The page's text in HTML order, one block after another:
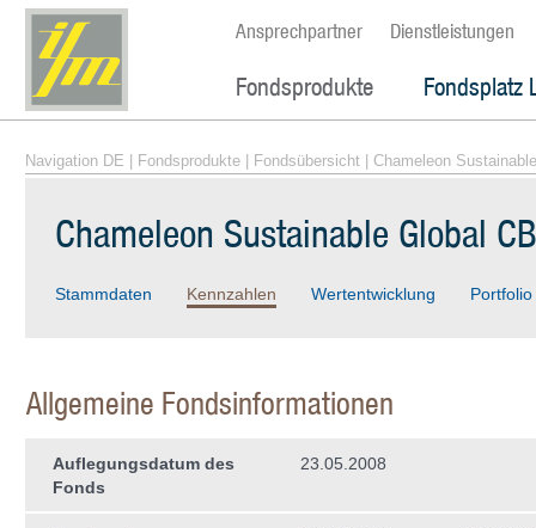
Ansprechpartner Dienstleistungen
Fondsprodukte Fondsplatz
Navigation DE Fondsprodukte Fondsübersicht | Chameleon
Chameleon Sustainable Global
Stammdaten Kennzahlen Wertentwicklung Portfolio
Allgemeine Fondsinformationen
Auflegungsdatum des
Fonds
23.05.2008